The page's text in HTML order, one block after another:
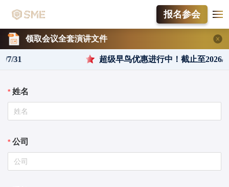
报名参会
领取会议全套演讲文件
7/31 超级早鸟优惠进行中！截止至2026/7/
姓名
公司